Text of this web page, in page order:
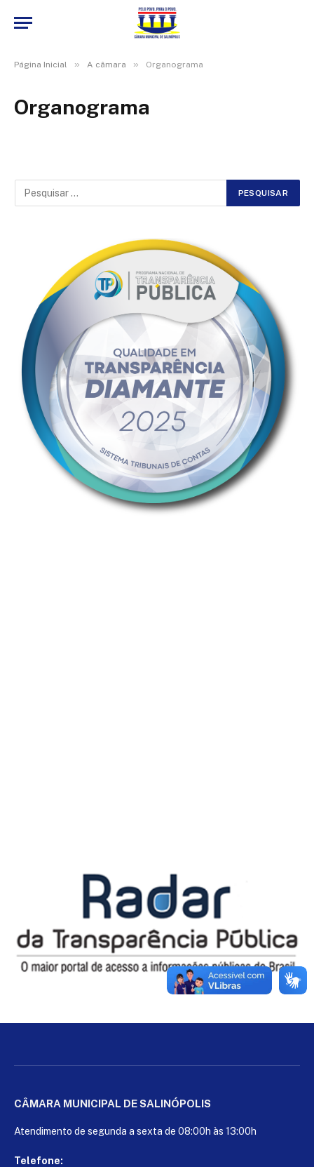
Página Inicial » A câmara » Organograma
Organograma
CÂMARA MUNICIPAL DE SALINÓPOLIS
Atendimento de segunda a sexta de 08:00h às 13:00h
Telefone: